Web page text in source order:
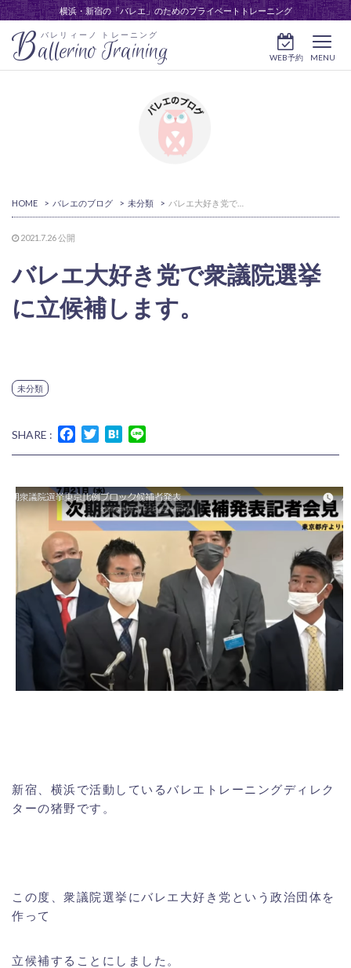
横浜・新宿の「バレエ」のためのプライベートトレーニング
バレリィーノ トレーニング
Ballerino Training MENU
WEB予約
HOME > バレエのブログ > 未分類 >
2021.7.26公開
バレエ大好き党で衆議院選挙
に立候補します。
未分類
SHARE : FacebookTwitterHatena
新宿、横浜で活動しているバレエトレーニングディレク
ターの猪野です。
この度、衆議院選挙にバレエ大好き党という政治団体を
作って
立候補することにしました。